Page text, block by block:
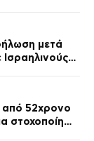
μετά
Ισραηλινούς:
από 52χρονο
στοχοποίηση